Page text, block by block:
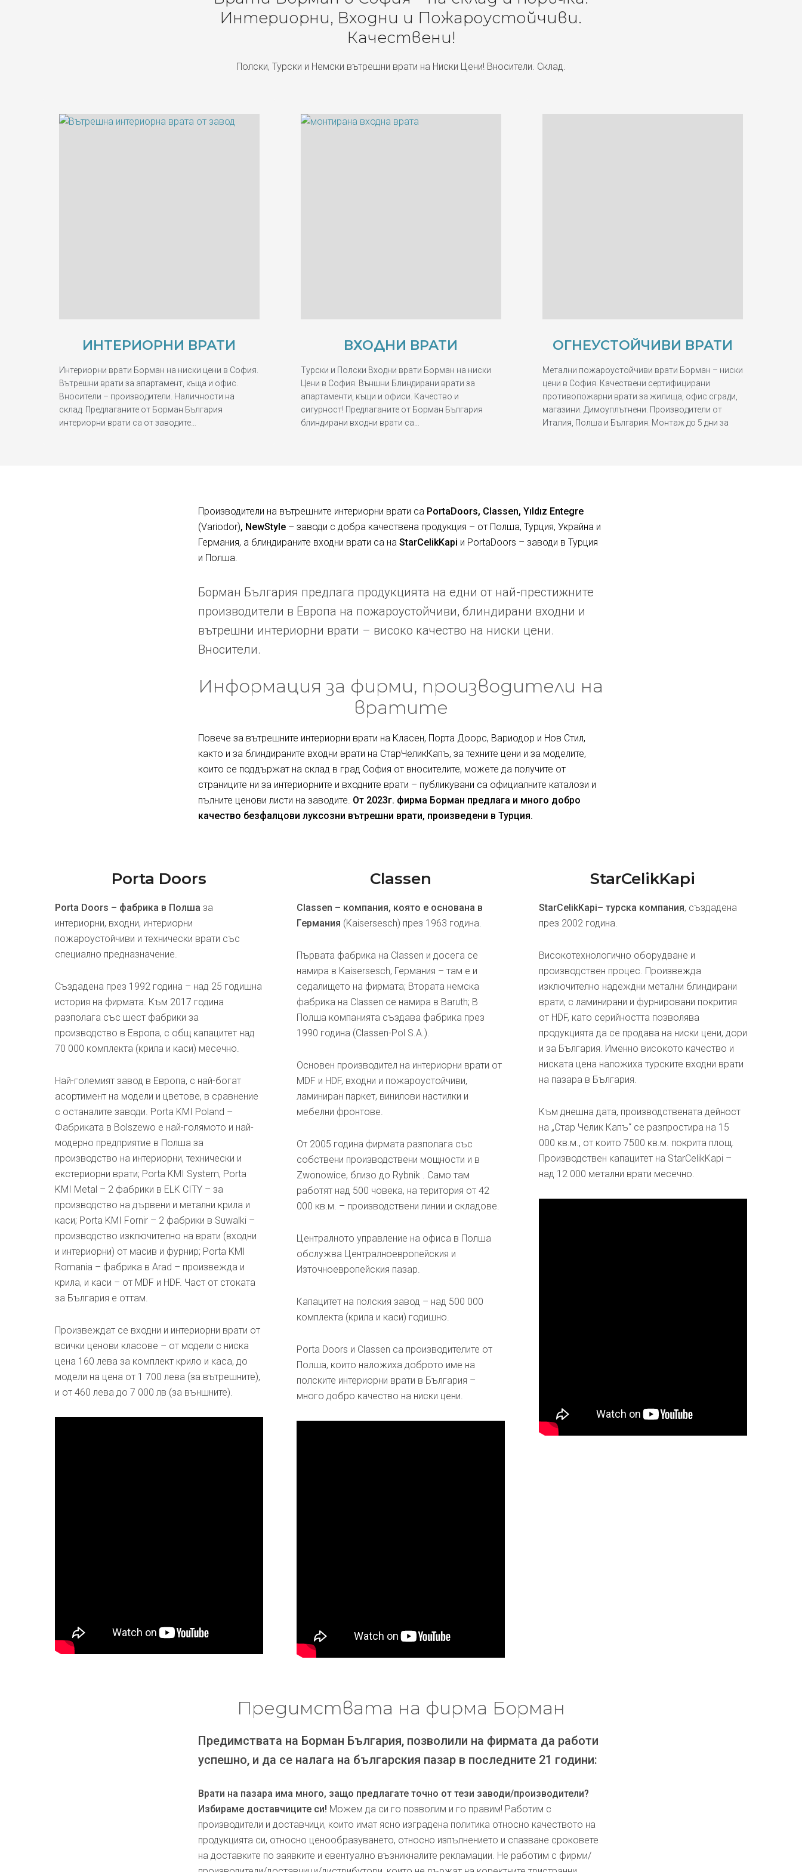
Интериорни, Входни и Пожароустойчиви.
Качествени!
Полски, Турски и Немски вътрешни врати на Ниски Цени! Вносители. Склад.
ИНТЕРИОРНИ ВРАТИ
Интериорни врати Борман на ниски цени в София.
Вътрешни врати за апартамент, къща и офис.
Вносители – производители. Наличности на
склад. Предлаганите от Борман България
интериорни врати са от заводите…
ВХОДНИ ВРАТИ
Турски и Полски Входни врати Борман на ниски
Цени в София. Външни Блиндирани врати за
апартаменти, къщи и офиси. Качество и
сигурност! Предлаганите от Борман България
блиндирани входни врати са…
ОГНЕУСТОЙЧИВИ ВРАТИ
Метални пожароустойчиви врати Борман – ниски
цени в София. Качествени сертифицирани
противопожарни врати за жилища, офис сгради,
магазини. Димоуплътнени. Производители от
Италия, Полша и България. Монтаж до 5 дни за
Производители на вътрешните интериорни врати са PortaDoors, Classen, Yıldız Entegre
(Variodor), NewStyle– заводи с добра качествена продукция – от Полша, Турция, Украйна и
Германия, а блиндираните входни врати са на StarCelikKapi и PortaDoors – заводи в Турция
и Полша.
Борман България предлага продукцията на едни от най-престижните
производители в Европа на пожароустойчиви, блиндирани входни и
вътрешни интериорни врати – високо качество на ниски цени.
Вносители.
Информация за фирми, производители на
вратите
Повече за вътрешните интериорни врати на Класен, Порта Доорс, Вариодор и Нов Стил,
както и за блиндираните входни врати на СтарЧеликКапъ, за техните цени и за моделите,
които се поддържат на склад в град София от вносителите, можете да получите от
страниците ни за интериорните и входните врати – публикувани са официалните каталози и
пълните ценови листи на заводите. От 2023г. фирма Борман предлага и много добро
качество безфалцови луксозни вътрешни врати, произведени в Турция.
Porta Doors
Porta Doors – фабрика в Полша за
интериорни, входни, интериорни
пожароустойчиви и технически врати със
специално предназначение.
Създадена през 1992 година – над 25 годишна
история на фирмата. Към 2017 година
разполага със шест фабрики за
производство в Европа, с общ капацитет над
70 000 комплекта (крила и каси) месечно.
Най-големият завод в Европа, с най-богат
асортимент на модели и цветове, в сравнение
с останалите заводи. Porta KMI Poland –
Фабриката в Bolszewo е най-голямото и най-
модерно предприятие в Полша за
производство на интериорни, технически и
екстериорни врати; Porta KMI System, Porta
KMI Metal – 2 фабрики в ELK CITY – за
производство на дървени и метални крила и
каси; Porta KMI Fornir – 2 фабрики в Suwalki –
производство изключително на врати (входни
и интериорни) от масив и фурнир; Porta KMI
Romania – фабрика в Arad – произвежда и
крила, и каси – от MDF и HDF. Част от стоката
за България е оттам.
Произвеждат се входни и интериорни врати от
всички ценови класове – от модели с ниска
цена 160 лева за комплект крило и каса, до
модели на цена от 1 700 лева (за вътрешните),
и от 460 лева до 7 000 лв (за външните).
Classen
Classen – компания, която е основана в
Германия (Kaisersesch) през 1963 година.
Първата фабрика на Classen и досега се
намира в Kaisersesch, Германия – там е и
седалището на фирмата; Втората немска
фабрика на Classen се намира в Baruth; В
Полша компанията създава фабрика през
1990 година (Classen-Pol S.A.).
Основен производител на интериорни врати от
MDF и HDF, входни и пожароустойчиви,
ламиниран паркет, винилови настилки и
мебелни фронтове.
От 2005 година фирмата разполага със
собствени производствени мощности и в
Zwonowice, близо до Rybnik . Само там
работят над 500 човека, на територия от 42
000 кв.м. – производствени линии и складове.
Централното управление на офиса в Полша
обслужва Централноевропейския и
Източноевропейския пазар.
Капацитет на полския завод – над 500 000
комплекта (крила и каси) годишно.
Porta Doors и Classen са производителите от
Полша, които наложиха доброто име на
полските интериорни врати в България –
много добро качество на ниски цени.
StarCelikKapi
StarCelikKapi– турска компания, създадена
през 2002 година.
Високотехнологично оборудване и
производствен процес. Произвежда
изключително надеждни метални блиндирани
врати, с ламинирани и фурнировани покрития
от HDF, като серийността позволява
продукцията да се продава на ниски цени, дори
и за България. Именно високото качество и
ниската цена наложиха турските входни врати
на пазара в България.
Към днешна дата, производствената дейност
на „Стар Челик Капъ“ се разпростира на 15
000 кв.м., от които 7500 кв.м. покрита площ.
Производствен капацитет на StarCelikKapi –
над 12 000 метални врати месечно.
Предимствата на фирма Борман
Предимствата на Борман България, позволили на фирмата да работи
успешно, и да се налага на българския пазар в последните 21 години:
Врати на пазара има много, защо предлагате точно от тези заводи/производители?
Избираме доставчиците си! Можем да си го позволим и го правим! Работим с
производители и доставчици, които имат ясно изградена политика относно качеството на
продукцията си, относно ценообразуването, относно изпълнението и спазване сроковете
на доставките по заявките и евентуално възникналите рекламации. Не работим с фирми/